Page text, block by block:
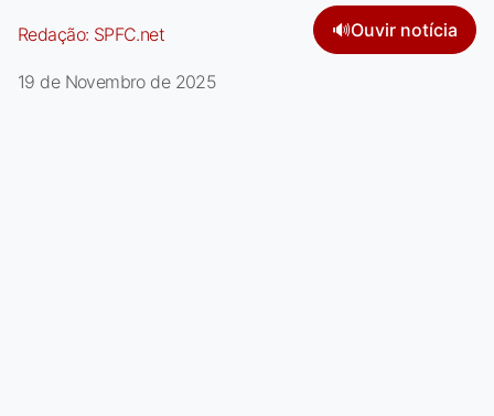
Redação: SPFC.net 🔊Ouvir notícia
19 de Novembro de 2025